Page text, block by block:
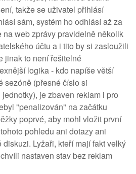
takže se uživatel přihlásí
sám, systém ho odhlásí až za
na web zprávy pravidelně několik
účtu a i tito by si zasloužili
jinak to není řešitelné
logika - kdo napíše větší
sezóně (přesné číslo si
je zbaven reklam i pro
"penalizován" na začátku
poprvé, aby mohl vložit první
pohledu ani dotazy ani
Lyžaři, kteří mají fakt velký
nastaven stav bez reklam